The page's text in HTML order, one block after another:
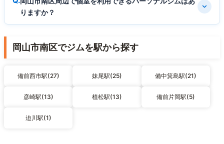
りますか？
岡山市南区でジムを駅から探す
備前西市駅(27) 妹尾駅(25) 備中箕島駅(21)
彦崎駅(13) 植松駅(13) 備前片岡駅(5)
迫川駅(1)